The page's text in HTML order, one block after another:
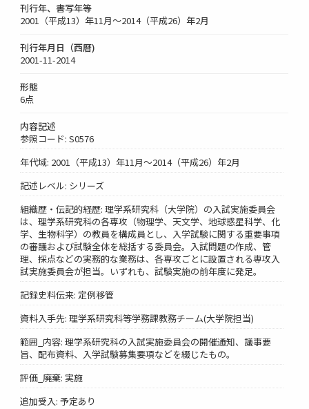
刊行年、書写年等
2001（平成13）年11月～2014（平成26）年2月
刊行年月日（西暦)
2001-11-2014
形態
6点
内容記述
参照コード: S0576
年代域: 2001（平成13）年11月～2014（平成26）年2月
記述レベル: シリーズ
組織歴・伝記的経歴: 理学系研究科（大学院）の入試実施委員会
は、理学系研究科の各専攻（物理学、天文学、地球惑星科学、化
学、生物科学）の教員を構成員とし、入学試験に関する重要事項
の審議および試験全体を総括する委員会。入試問題の作成、管
理、採点などの実務的な業務は、各専攻ごとに設置される専攻入
試実施委員会が担当。いずれも、試験実施の前年度に発足。
記録史料伝来: 定例移管
資料入手先: 理学系研究科等学務課教務チーム(大学院担当)
範囲_内容: 理学系研究科の入試実施委員会の開催通知、議事要
旨、配布資料、入学試験募集要項などを綴じたもの。
評価_廃棄: 実施
追加受入: 予定あり